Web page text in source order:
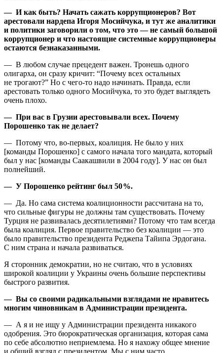
— И как быть? Начать сажать коррупционеров? Вот
арестовали нардепа Игоря Мосийчука, и тут же аналитики
и политики заговорили о том, что это — не самый большой
коррупционер и что настоящие системные коррупционеры
остаются безнаказанными.
— В любом случае прецедент важен. Тронешь одного
олигарха, он сразу кричит: “Почему всех остальных
не трогают?” Но с чего‑то надо начинать. Правда, если
арестовать только одного Мосийчука, то это будет выглядеть
очень плохо.
— При вас в Грузии арестовывали всех. Почему
Порошенко так не делает?
— Потому что, во‑первых, коалиция. Не было у них
[команды Порошенко] с самого начала того мандата, который
был у нас [команды Саакашвили в 2004 году]. У нас он был
полнейший.
— У Порошенко рейтинг был 50 %.
— Да. Но сама система коалиционности рассчитана на то,
что сильные фигуры не должны там существовать. Почему
Турция не развивалась десятилетиями? Потому что там всегда
была коалиция. Первое правительство без коалиции — это
было правительство президента Реджепа Тайипа Эрдогана.
С ним страна и начала развиваться.
Я сторонник демократии, но не считаю, что в условиях
широкой коалиции у Украины очень большие перспективы
быстрого развития.
— Вы со своими радикальными взглядами не нравитесь
многим чиновникам в Администрации президента.
— А я и не ищу у Администрации президента никакого
одобрения. Это бюрократическая организация, которая сама
по себе абсолютно неприемлема. Но я нахожу общее мнение
и общий взгляд с президентом. Мы с ним часто